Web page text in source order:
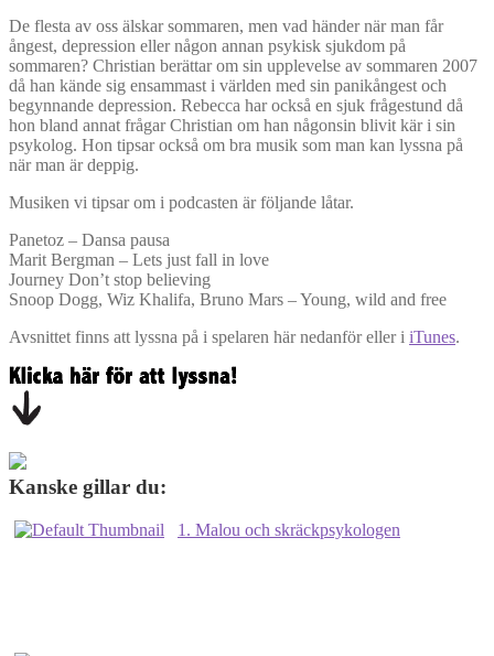
De flesta av oss älskar sommaren, men vad händer när man får
ångest, depression eller någon annan psykisk sjukdom på
sommaren? Christian berättar om sin upplevelse av sommaren 2007
då han kände sig ensammast i världen med sin panikångest och
begynnande depression. Rebecca har också en sjuk frågestund då
hon bland annat frågar Christian om han någonsin blivit kär i sin
psykolog. Hon tipsar också om bra musik som man kan lyssna på
när man är deppig.
Musiken vi tipsar om i podcasten är följande låtar.
Panetoz – Dansa pausa
Marit Bergman – Lets just fall in love
Journey Don’t stop believing
Snoop Dogg, Wiz Khalifa, Bruno Mars – Young, wild and free
Avsnittet finns att lyssna på i spelaren här nedanför eller i iTunes.
Kanske gillar du:
1. Malou och skräckpsykologen